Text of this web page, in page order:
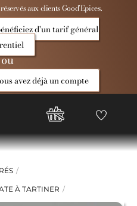
aux clients Good’Epices.
d'un tarif général
ou
avez déjà un compte
Compte
Good
Favoris
À TARTINER